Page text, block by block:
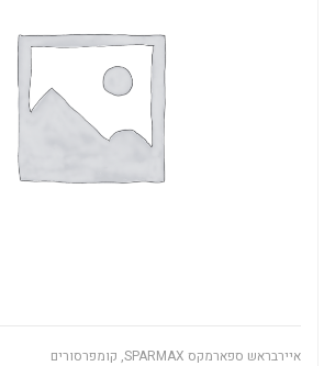
איירבראש ספארמקס SPARMAX , קומפרסורים